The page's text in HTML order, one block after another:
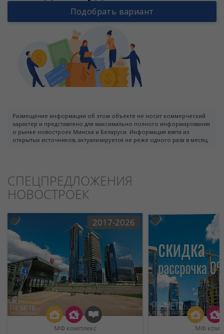
Подобрать вариант
Размещение информации об этом объекте не носит коммерческий
характер и представлено для максимально полного информирования
о рынке новостроек Минска и Беларуси. Информация взята из
открытых источников, актуализируется не реже одного раза в месяц.
СПЕЦПРЕДЛОЖЕНИЯ
НОВОСТРОЕК
2017-2026
МФ комплекс МФ